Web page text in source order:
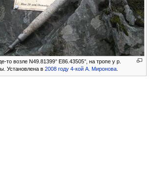
то возле N49.81399° E86.43505°, на тропе у р.
Установлена в2008 году 4-кой А. Миронова